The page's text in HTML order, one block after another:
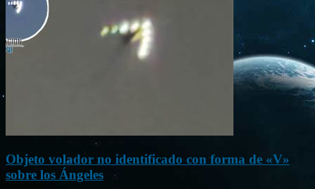
Objeto volador no identificado con forma de «V»
sobre los Ángeles